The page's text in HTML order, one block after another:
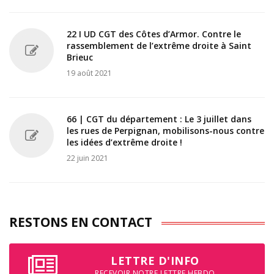
22 I UD CGT des Côtes d’Armor. Contre le
rassemblement de l’extrême droite à Saint
Brieuc
19 août 2021
66 | CGT du département : Le 3 juillet dans
les rues de Perpignan, mobilisons-nous contre
les idées d’extrême droite !
22 juin 2021
RESTONS EN CONTACT
LETTRE D'INFO